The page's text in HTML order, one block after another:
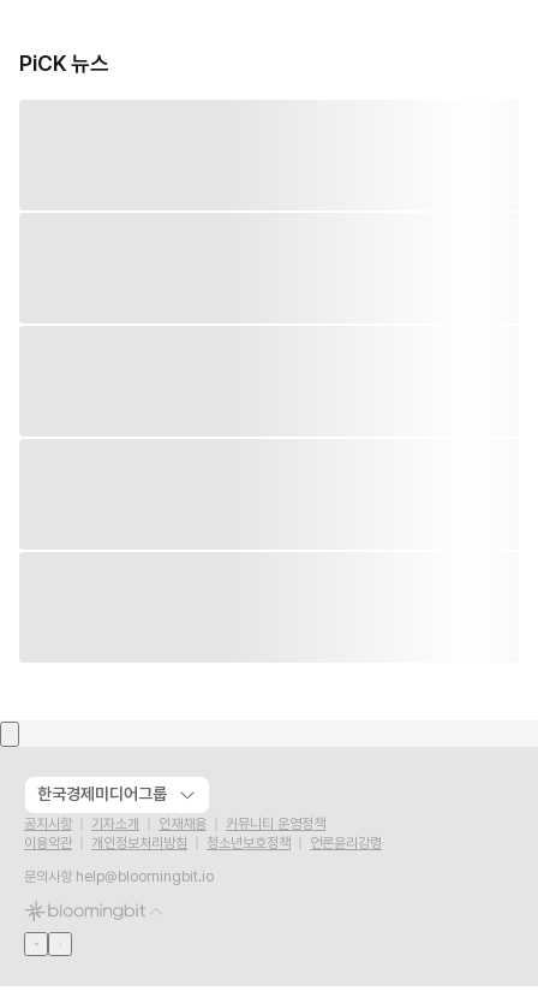
PiCK 뉴스
한국경제미디어그룹
공지사항 기자소개 인재채용
커뮤니티 운영정책
이용약관
개인정보처리방침 청소년보호정책
언론윤리강령
문의사항 help@bloomingbit.io